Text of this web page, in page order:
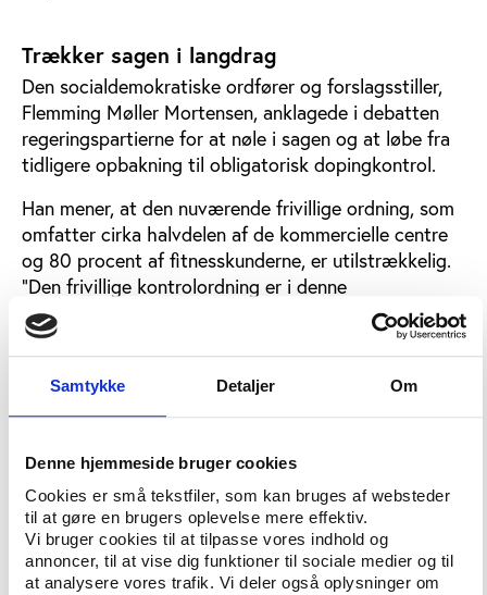
Samtykke Detaljer Om
Denne hjemmeside bruger cookies
Cookies er små tekstfiler, som kan bruges af websteder
til at gøre en brugers oplevelse mere effektiv.
Vi bruger cookies til at tilpasse vores indhold og
annoncer, til at vise dig funktioner til sociale medier og til
at analysere vores trafik. Vi deler også oplysninger om
Trækker sagen i langdrag
Den socialdemokratiske ordfører og forslagsstiller,
Flemming Møller Mortensen, anklagede i debatten
regeringspartierne for at nøle i sagen og at løbe fra
tidligere opbakning til obligatorisk dopingkontrol.
Han mener, at den nuværende frivillige ordning, som
omfatter cirka halvdelen af de kommercielle centre
og 80 procent af fitnesskunderne, er utilstrækkelig.
”Den frivillige kontrolordning er i denne
sammenhæng et problem, fordi den ikke sender et
entydigt signal til fitnesscentrene og motionisterne
om, at doping er uacceptabelt og ulovligt. En
person, der bliver taget for doping i et af de
tilmeldte centre, vil kunne gå rundt om hjørnet og
kontrolordningen. Det er ganske enkelt for
inkonsekvent en linje i forhold til problemets omfang
og alvor,” sagde Flemming Møller Mortensen. Han
havde støtte fra SF, Enhedslisten og De Radikale. SF
pegede dog samtidig på, at der også er behov